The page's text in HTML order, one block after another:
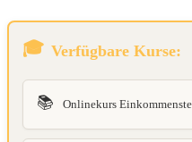
Verfügbare Kurse:
📚 Onlinekurs